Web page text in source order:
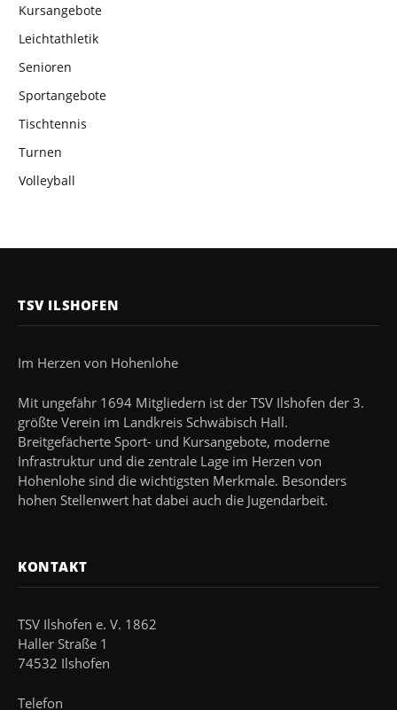
Kursangebote
Leichtathletik
Senioren
Sportangebote
Tischtennis
Turnen
Volleyball
TSV ILSHOFEN
Im Herzen von Hohenlohe
Mit ungefähr 1694 Mitgliedern ist der TSV Ilshofen der 3.
größte Verein im Landkreis Schwäbisch Hall.
Breitgefächerte Sport- und Kursangebote, moderne
Infrastruktur und die zentrale Lage im Herzen von
Hohenlohe sind die wichtigsten Merkmale. Besonders
hohen Stellenwert hat dabei auch die Jugendarbeit.
KONTAKT
TSV Ilshofen e. V. 1862
Haller Straße 1
74532 Ilshofen
Telefon